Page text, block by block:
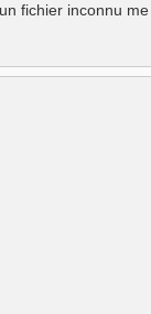
fichier inconnu